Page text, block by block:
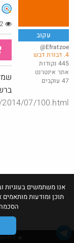
חסימת העברת
אנו משתמשים בעוגיות
תוכן ומודעות
עקוב
@Efratzoe
4. דבורת דבש
445 נקודות
אתר אינטרנט
47 עוקבים
07/100.html